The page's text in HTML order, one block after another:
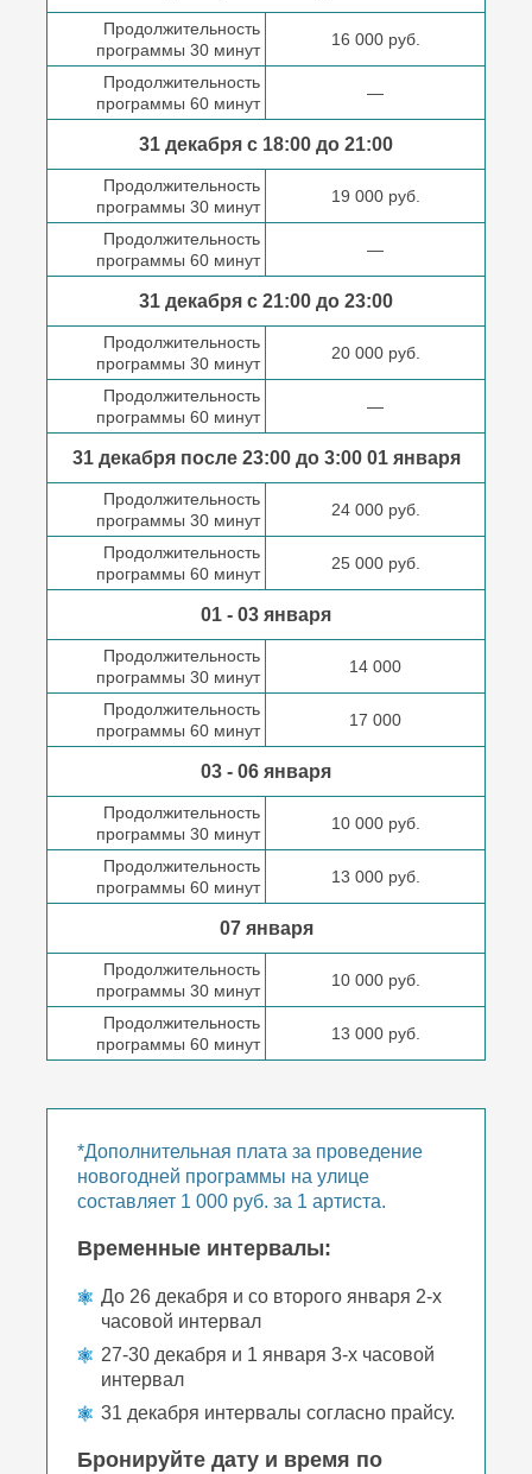
Продолжительность
программы 30 минут
16 000 руб.
Продолжительность
программы 60 минут
—
31 декабря с 18:00 до 21:00
Продолжительность
программы 30 минут
19 000 руб.
Продолжительность
программы 60 минут
—
31 декабря с 21:00 до 23:00
Продолжительность
программы 30 минут
20 000 руб.
Продолжительность
программы 60 минут
—
31 декабря после23:00 до 3:0001 января
Продолжительность
программы 30 минут
24 000 руб.
Продолжительность
программы 60 минут
25 000 руб.
01 - 03 января
Продолжительность
программы 30 минут
14 000
Продолжительность
программы 60 минут
17 000
03 - 06 января
Продолжительность
программы 30 минут
10 000 руб.
Продолжительность
программы 60 минут
13 000 руб.
07 января
Продолжительность
программы 30 минут
10 000 руб.
Продолжительность
программы 60 минут
13 000 руб.
*Дополнительная плата за проведение
новогодней программы на улице
составляет 1 000 руб. за 1 артиста.
Временные интервалы:
До 26 декабря и со второго января 2-х
часовой интервал
27-30 декабря и 1 января 3-х часовой
интервал
31 декабря интервалы согласно прайсу.
Бронируйте дату и время по